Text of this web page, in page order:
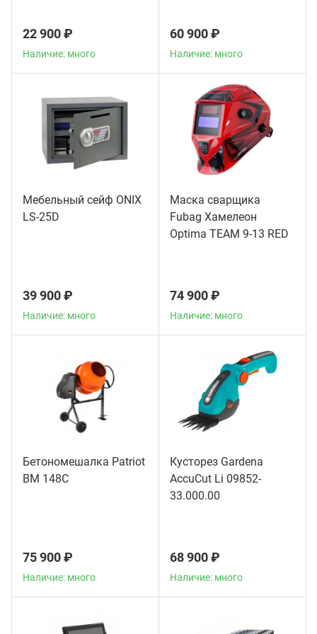
22 900 ₽
Наличие: много
60 900 ₽
Наличие: много
Мебельный сейф ONIX
LS-25D
39 900 ₽
Наличие: много
Маска сварщика
Fubag Хамелеон
Optima TEAM 9-13 RED
74 900 ₽
Наличие: много
Бетономешалка Patriot
BM 148C
75 900 ₽
Наличие: много
Кусторез Gardena
AccuCut Li 09852-
33.000.00
68 900 ₽
Наличие: много